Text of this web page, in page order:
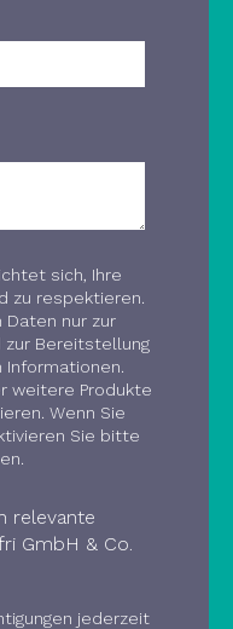
sich, Ihre
zu respektieren.
Daten nur zur
zur Bereitstellung
weitere Produkte
Wenn Sie
Sie bitte
relevante
jederzeit